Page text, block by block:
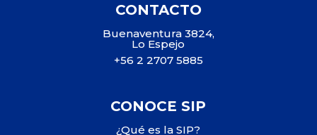
CONTACTO
Buenaventura 3824,
Lo Espejo
+56 2 2707 5885
CONOCE SIP
¿Qué es la SIP?